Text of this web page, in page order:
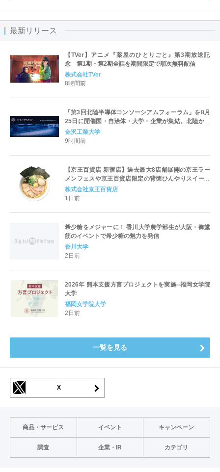
最新リリース
【TVer】アニメ『薬屋のひとりごと』第3期放送記
念 第1期・第2期全話を期間限定で順次無料配信
株式会社TVer
8時間前
「第3回北陸半導体コンソーシアムフォーラム」を8月
25日に開催国・自治体・大学・企業が集結。北陸から
世界に向けた半導体産業の発展とエコシステム形成を
議論
金沢工業大学
9時間前
【京王百貨店 新宿店】過去最大8店舗展開の京王ラー
メンフェスや京王百貨店限定の背徳ひんやりスイーツ
など、実演グルメが充実 過去最長21日間、計90店舗
出店の 「大北海道展」
株式会社京王百貨店
1日前
希少糖をメジャーに！ 香川大学農学部生が大阪・御堂
筋のイベントで希少糖の魅力を発信
香川大学
2日前
2026年 熊本支援方言プロジェクトを実施--福岡女学院
大学
福岡女学院大学
2日前
一覧を見る
X
商品・サービス イベント キャンペーン
調査 企業・IR カテゴリ